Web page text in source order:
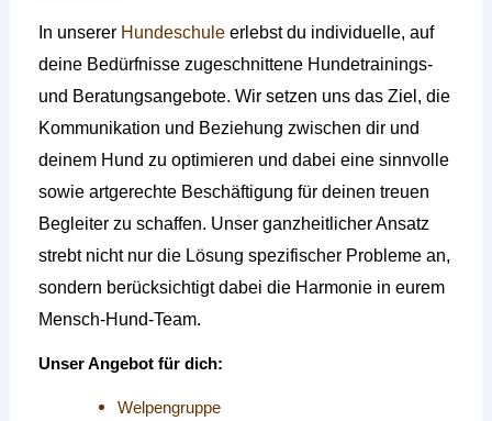
In unserer Hundeschuleerlebst du individuelle, auf
deine Bedürfnisse zugeschnittene Hundetrainings-
und Beratungsangebote. Wir setzen uns das Ziel, die
Kommunikation und Beziehung zwischen dir und
deinem Hund zu optimieren und dabei eine sinnvolle
sowie artgerechte Beschäftigung für deinen treuen
Begleiter zu schaffen. Unser ganzheitlicher Ansatz
strebt nicht nur die Lösung spezifischer Probleme an,
sondern berücksichtigt dabei die Harmonie in eurem
Mensch-Hund-Team.
Unser Angebot für dich:
Welpengruppe